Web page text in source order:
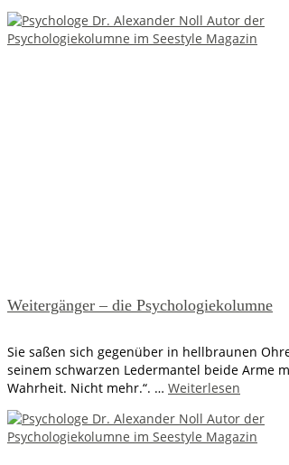
Weitergänger – die Psychologiekolumne
Sie saßen sich gegenüber in hellbraunen
seinem schwarzen Ledermantel beide Arme
Wahrheit. Nicht mehr.“. … Weiterlesen